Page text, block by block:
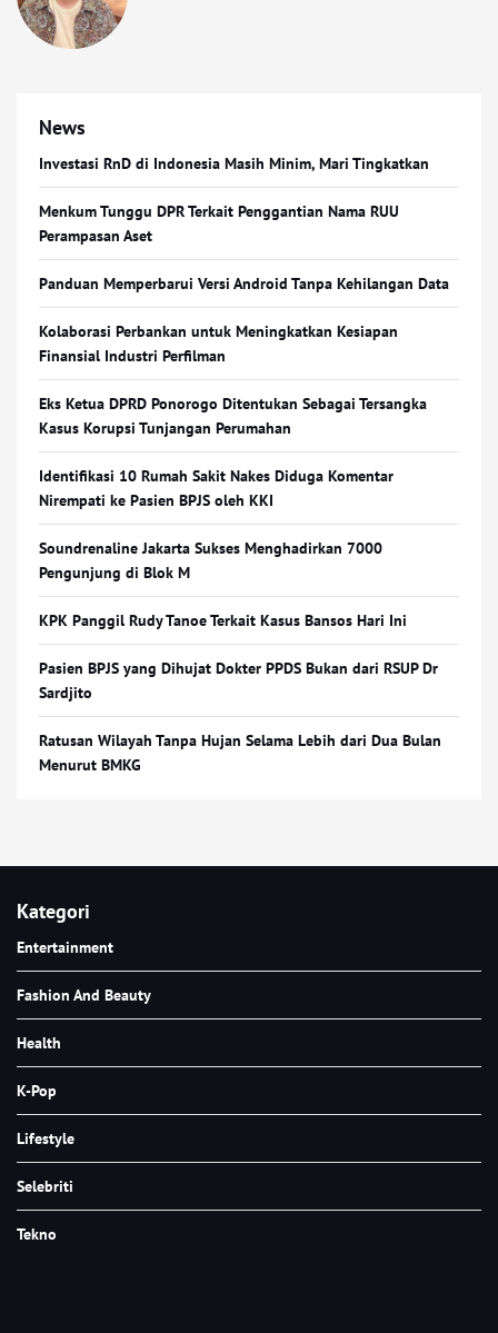
News
Investasi RnD di Indonesia Masih Minim, Mari Tingkatkan
Menkum Tunggu DPR Terkait Penggantian Nama RUU
Perampasan Aset
Panduan Memperbarui Versi Android Tanpa Kehilangan Data
Kolaborasi Perbankan untuk Meningkatkan Kesiapan
Finansial Industri Perfilman
Eks Ketua DPRD Ponorogo Ditentukan Sebagai Tersangka
Kasus Korupsi Tunjangan Perumahan
Identifikasi 10 Rumah Sakit Nakes Diduga Komentar
Nirempati ke Pasien BPJS oleh KKI
Soundrenaline Jakarta Sukses Menghadirkan 7000
Pengunjung di Blok M
KPK Panggil Rudy Tanoe Terkait Kasus Bansos Hari Ini
Pasien BPJS yang Dihujat Dokter PPDS Bukan dari RSUP Dr
Sardjito
Ratusan Wilayah Tanpa Hujan Selama Lebih dari Dua Bulan
Menurut BMKG
Kategori
Entertainment
Fashion And Beauty
Health
K-Pop
Lifestyle
Selebriti
Tekno